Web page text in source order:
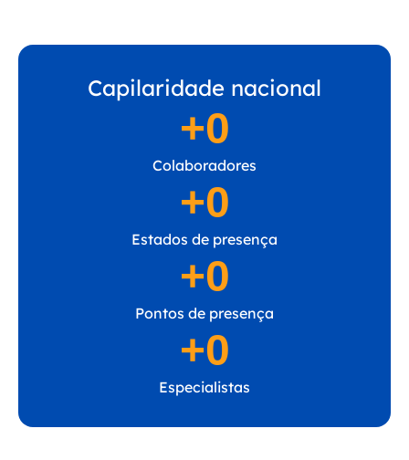
Capilaridade nacional
Colaboradores
+0
Estados de presença
+0
Pontos de presença
+0
Especialistas
+0